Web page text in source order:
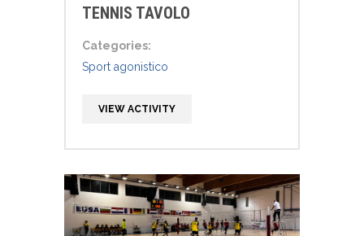
TENNIS TAVOLO
Categories:
Sport agonistico
VIEW ACTIVITY